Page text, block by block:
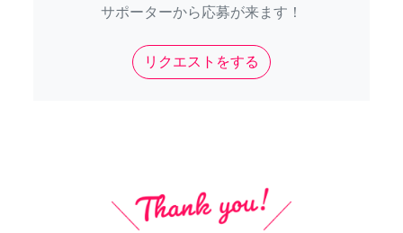
サポーターから応募が来ます！
リクエストをする